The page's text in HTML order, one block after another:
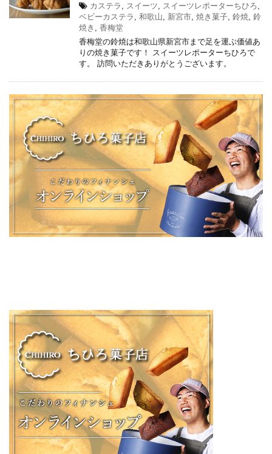
カステラ
スイーツ スイーツレポーターちひろ
ベビーカステラ
和歌山 新宮市 焼き菓子 鈴焼 鈴
焼き
香梅堂
香梅堂の鈴焼は和歌山県新宮市まで足を運ぶ価値あ
りの焼き菓子です！ スイーツレポーターちひろで
す。 訪問いただきありがとうございます。